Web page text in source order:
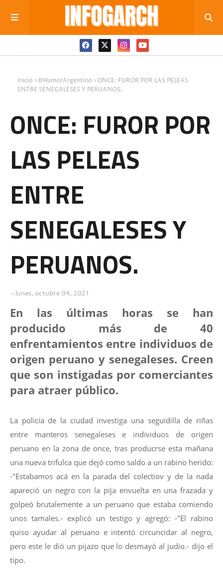
Inicio #HumorArgentino
ONCE: FUROR POR LAS PELEAS
ENTRE SENEGALESES Y PERUANOS.
ONCE: FUROR POR
LAS PELEAS
ENTRE
SENEGALESES Y
PERUANOS.
lunes, octubre 04, 2021
En las últimas horas se han
producido más de 40
enfrentamientos entre individuos de
origen peruano y senegaleses. Creen
que son instigadas por comerciantes
para atraer público.
La policía de la ciudad investiga una seguidilla de riñas
entre manteros senegaleses e individuos de origen
peruano en la zona de once, tras producrse esta mañana
una nueva trifulca que dejó como saldo a un rabino herido:
-"Estabamos acá en la parada del colectiov y de la nada
apareció un negro con la pija envuelta en una frazada y
golpeó brutalemente a un peruano que estaba comiendo
unos tamales.- explicó un testigo y agregó: -"El rabino
quiso ayudar al peruano e intentó circuncidar al negro,
pero este le dió un pijazo que lo desmayó al judio.- dijo el
tipo.